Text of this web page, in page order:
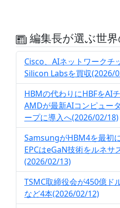
編集長が選ぶ世界
Cisco、AIネットワークチ
Silicon Labsを買収(2026/
HBMの代わりにHBFをAI
AMDが最新AIコンピュー
ープに導入へ(2026/02/18)
SamsungがHBM4を最初
EPCはeGaN技術をルネサ
(2026/02/13)
TSMC取締役会が450億ド
など4本(2026/02/12)